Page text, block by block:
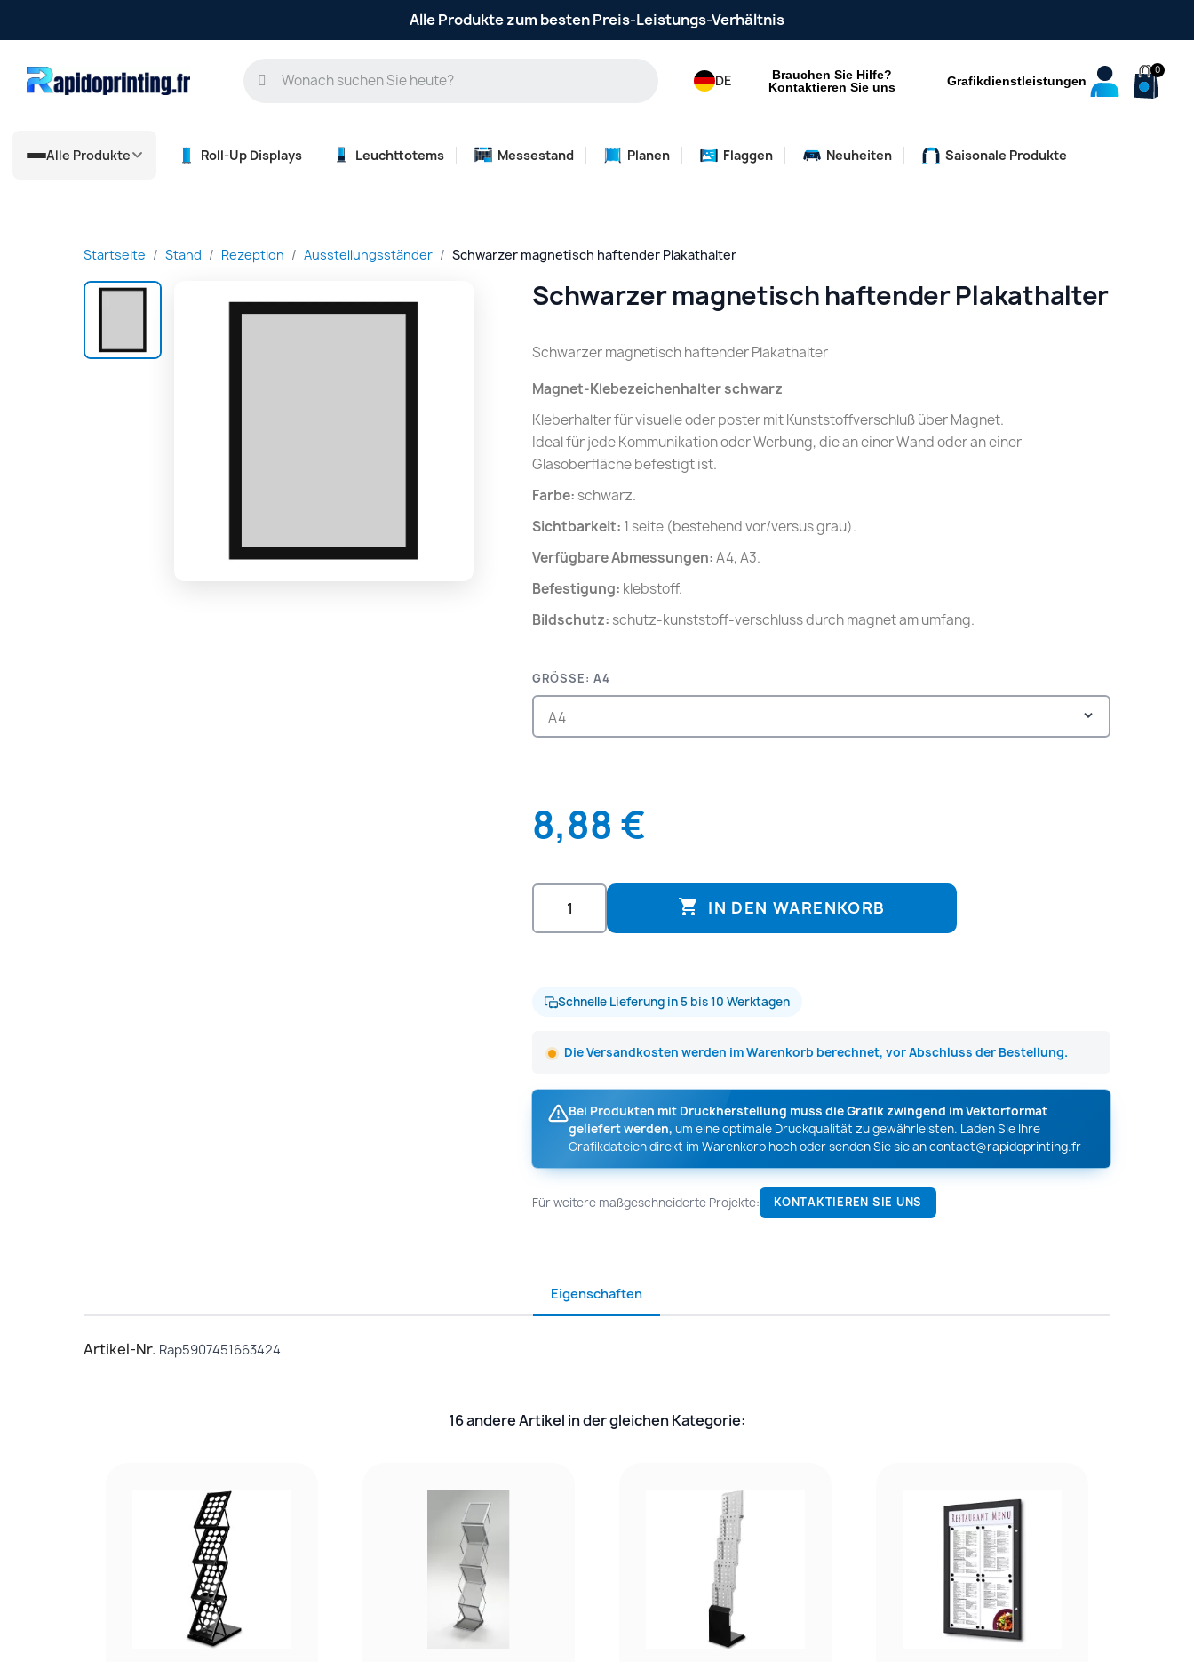
Alle Produkte zum besten Preis-Leistungs-Verhältnis
DE
Brauchen Sie Hilfe?
Kontaktieren Sie uns
Grafikdienstleistungen
Alle Produkte Roll-Up Displays Leuchttotems Messestand Planen Flaggen Neuheiten Saisonale Produkte
Startseite Stand Rezeption Ausstellungsständer Schwarzer magnetisch haftender Plakathalter
Schwarzer magnetisch haftender Plakathalter
Schwarzer magnetisch haftender Plakathalter
Magnet-Klebezeichenhalter schwarz
Kleberhalter für visuelle oder poster mit Kunststoffverschluß über Magnet.
Ideal für jede Kommunikation oder Werbung, die an einer Wand oder an einer
Glasoberfläche befestigt ist.
Farbe: schwarz.
Sichtbarkeit: 1 seite (bestehend vor/versus grau).
Verfügbare Abmessungen:A4, A3.
Befestigung: klebstoff.
Bildschutz: schutz-kunststoff-verschluss durch magnet am umfang.
GRÖSSE: A4
8,88 €
 IN DEN WARENKORB
Schnelle Lieferung in 5 bis 10 Werktagen
Die Versandkosten werden im Warenkorb berechnet, vor Abschluss der Bestellung.
Bei Produkten mit Druckherstellung muss die Grafik zwingend im Vektorformat
geliefert werden, um eine optimale Druckqualität zu gewährleisten. Laden Sie Ihre
Grafikdateien direkt im Warenkorb hoch oder senden Sie sie ancontact@rapidoprinting.fr
Für weitere maßgeschneiderte Projekte: KONTAKTIEREN SIE UNS
Eigenschaften
Artikel-Nr. Rap5907451663424
16 andere Artikel in der gleichen Kategorie: